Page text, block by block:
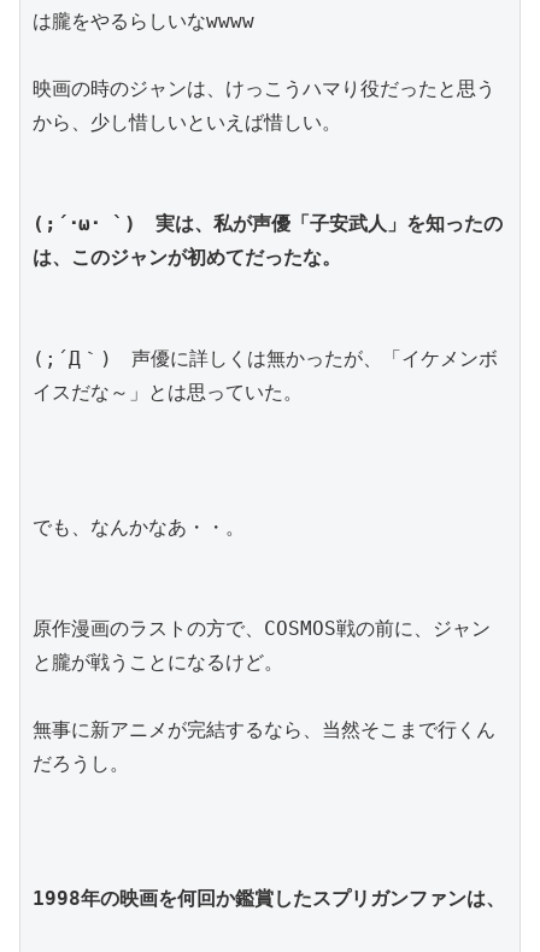
は朧をやるらしいなwwww
映画の時のジャンは、けっこうハマり役だったと思う
から、少し惜しいといえば惜しい。
(;´･ω･ `)　実は、私が声優「子安武人」を知ったの
は、このジャンが初めてだったな。
(;´Д｀)　声優に詳しくは無かったが、「イケメンボ
イスだな～」とは思っていた。
でも、なんかなあ・・。
原作漫画のラストの方で、COSMOS戦の前に、ジャン
と朧が戦うことになるけど。
無事に新アニメが完結するなら、当然そこまで行くん
だろうし。
1998年の映画を何回か鑑賞したスプリガンファンは、